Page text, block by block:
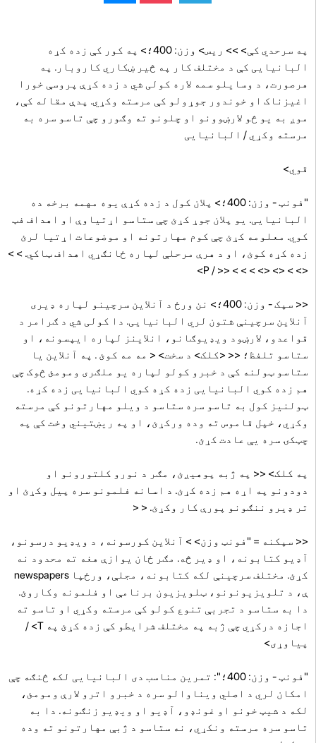
په سرحدي کې> >> ريس> وزن: 400؛> په کور کې زده کړه
البانیایی کې د مختلف کار په څیر ښکاري کاروبار. په
هرصورت، د وسایلو سمه لاره کولی شي د زده کړې پروسې خورا
اغیزناک او خوندور جوړولو کې مرسته وکړي. پدې مقاله کې،
موږ به یو څو لارښوونو او چلونو ته وګورو چې تاسو سره به
مرسته وکړي / البانیایی
قوي>
"فونټ - وزن: 400؛> پلان کول د زده کړې یوه مهمه برخه ده
البانیایی. یو پلان جوړ کړئ چې ستاسو اړتیاوې او اهداف فټ
کوي. معلومه کړئ چې کوم مهارتونه او موضوعات اړتیا لرئ
زده کړه کوئ، او د هرې مرحلې لپاره ځانګړي اهداف ټاکي. > >
<> > <> <> > > > << / P>
<< سپک - وزن: 400؛> نن ورځ د آنلاین سرچینو لپاره ډیری
آنلاین سرچینې شتون لري البانیایی. دا کولی شي د ګرامر د
قواعدو، لارښود ویډیوګانو، انلاینز لپاره ایپسونه، او
ستاسو تلفظ؛ << <کلک> د سخت> < مه مه کوئ . په آنلاین یا
ستاسو ټولنه کې د خبرو کولو لپاره یو ملګری ومومئ څوک چې
هم زده کوي البانیایی زده کړه کوي البانیایی زده کړه.
ټولنیز کول به تاسو سره ستاسو د ویلو مهارتونو کې مرسته
وکړي، خپل قاموس ته وده ورکړئ، او په ریښتیني وخت کې په
چټکۍ سره یې عادت کړئ.
په کلک> << په ژبه پوهیږئ، مګر د نورو کلتورونو او
دودونو په اړه هم زده کړئ. د اسانه فلمونو سره پیل وکړئ او
تر ډیرو ننګونو پورې کار وکړئ. < <
<< سپکنه = "فونټ وزن> > آنلاین کورسونه، د ویډیو درسونو،
آډیو کتابونه، او ډیر څه. مګر ځان یوازې هغه ته محدود نه
کړئ. مختلف سرچینې لکه کتابونه، مجلې، ورځپا newspapers
ې، د تلویزیونونو، ټلویزیون برنامې او فلمونه وکاروئ.
دا به ستاسو د تجربې تنوع کولو کې مرسته وکړي او تاسو ته
اجازه درکړي چې ژبه په مختلف شرایطو کې زده کړئ په T>
/
پیاوړی>
"فونټ - وزن: 400؛": تمرین مناسب دی البانیایی لکه څنګه چې
امکان لري د اصلي ویناوالو سره د خبرو اترو لارې ومومئ،
لکه د شیټ خونو او غونډو، آډیو او ویډیو زنګونه. دا به
تاسو سره مرسته ونکړي، نه ستاسو د ژبې مهارتونو ته وده